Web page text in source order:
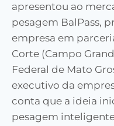
apresentou ao
pesagem BalPass,
empresa em
Corte (Campo
Federal de Mato
executivo da
conta que a ideia
pesagem